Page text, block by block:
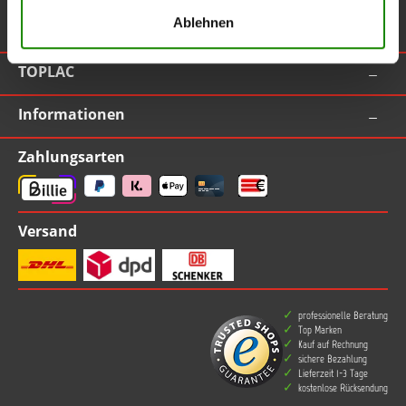
Ablehnen
TOPLAC
Informationen
Zahlungsarten
Versand
professionelle Beratung
Top Marken
Kauf auf Rechnung
sichere Bezahlung
Lieferzeit 1-3 Tage
kostenlose Rücksendung